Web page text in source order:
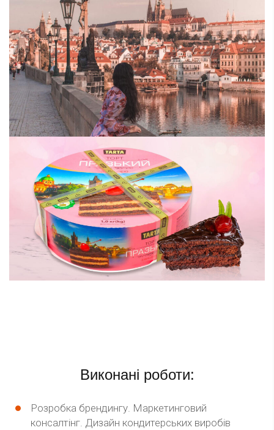
Виконані роботи:
Розробка брендингу. Маркетинговий
консалтінг. Дизайн кондитерських виробів